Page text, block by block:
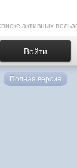
активных
Полная версия